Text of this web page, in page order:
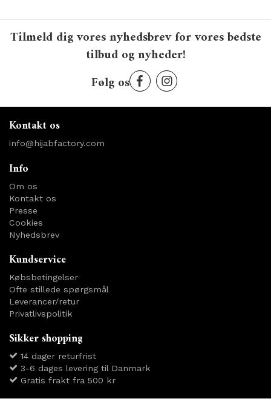
Tilmeld dig vores nyhedsbrev for vores bedste
tilbud og nyheder!
Følg os
Kontakt os
info@hijabfactory.com
Info
Om os
Kontakt os
Presse
Cookies
Nyhedsbrev
Kundservice
Købsbetingelser
Ofte stillede spørgsmål
Leverancer/retur
Privatlivspolitik
Sikker shopping
14 dager returfrist
3-6 dages levering til Danmark
Gratis frakt fra 500 kr